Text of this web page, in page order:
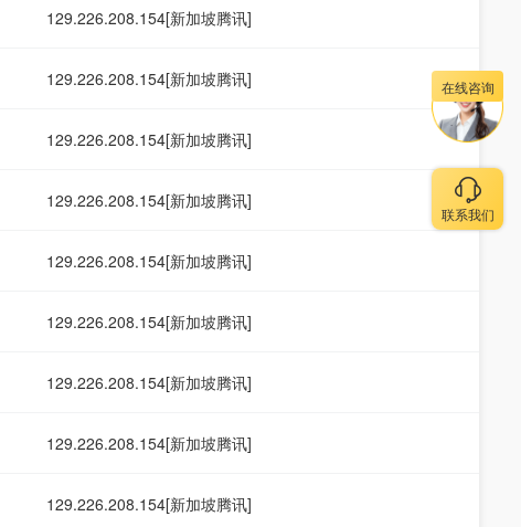
129.226.208.154[新加坡腾讯]
129.226.208.154[新加坡腾讯]
129.226.208.154[新加坡腾讯]
129.226.208.154[新加坡腾讯]
129.226.208.154[新加坡腾讯]
129.226.208.154[新加坡腾讯]
129.226.208.154[新加坡腾讯]
129.226.208.154[新加坡腾讯]
129.226.208.154[新加坡腾讯]
在线咨询
联系我们